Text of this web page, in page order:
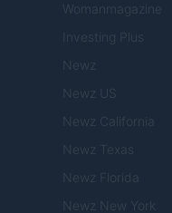
Womanmagazine
Investing Plus
Newz
Newz US
Newz California
Newz Texas
Newz Florida
Newz New York